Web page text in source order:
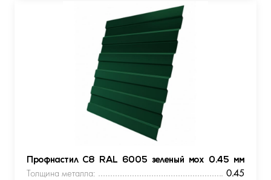
Профнастил С8 RAL 6005 зеленый мох 0.45 мм
Толщина металла:
0.45